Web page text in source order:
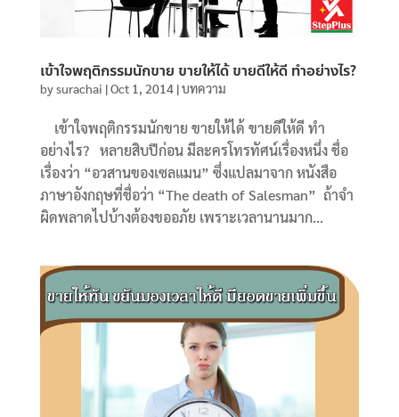
เข้าใจพฤติกรรมนักขาย ขายให้ได้ ขายดีให้ดี ทำอย่างไร?
bysurachai |Oct 1, 2014|บทความ
เข้าใจพฤติกรรมนักขาย ขายให้ได้ ขายดีให้ดี ทำ
อย่างไร? หลายสิบปีก่อน มีละครโทรทัศน์เรื่องหนึ่ง ชื่อ
เรื่องว่า “อวสานของเซลแมน” ซึ่งแปลมาจาก หนังสือ
ภาษาอังกฤษที่ชื่อว่า “The death of Salesman” ถ้าจำ
ผิดพลาดไปบ้างต้องขออภัย เพราะเวลานานมาก...